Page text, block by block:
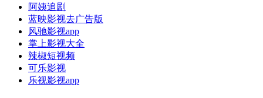
阿姨追剧
蓝映影视去广告版
风驰影视app
掌上影视大全
辣椒短视频
可乐影视
乐视影视app